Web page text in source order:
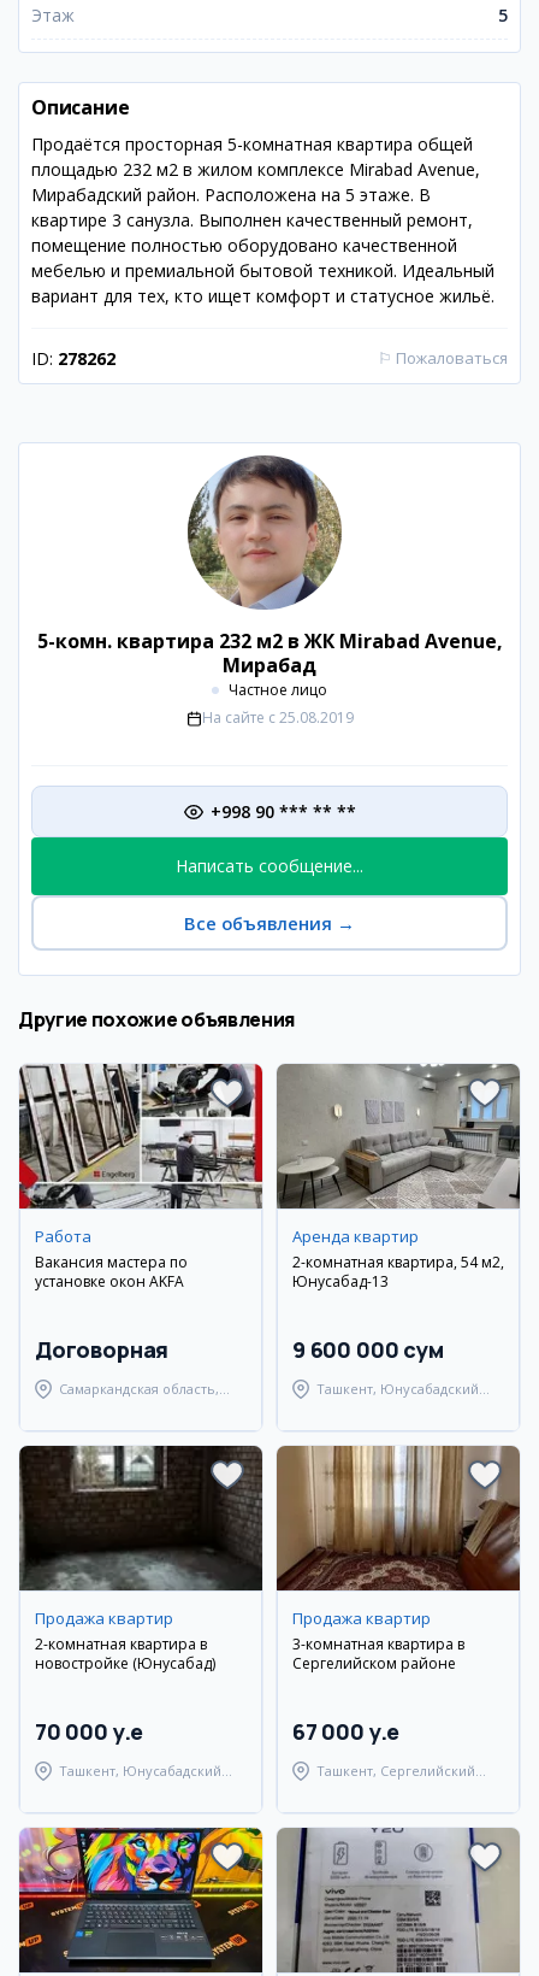
Этаж 5
Описание
Продаётся просторная 5-комнатная квартира общей
площадью 232 м2 в жилом комплексе Mirabad Avenue,
Мирабадский район. Расположена на 5 этаже. В
квартире 3 санузла. Выполнен качественный ремонт,
помещение полностью оборудовано качественной
мебелью и премиальной бытовой техникой. Идеальный
вариант для тех, кто ищет комфорт и статусное жильё.
ID: 278262 ⚐ Пожаловаться
5-комн. квартира 232 м2 в ЖК Mirabad Avenue,
Мирабад
Частное лицо
На сайте с 25.08.2019
+998 90 *** ** **
Написать сообщение...
Все объявления →
Другие похожие объявления
Работа
Вакансия мастера по
установке окон AKFA
Договорная
Самаркандская область,
Аренда квартир
2-комнатная квартира, 54 м2,
Юнусабад-13
9 600 000 сум
Ташкент, Юнусабадский
Продажа квартир
2-комнатная квартира в
новостройке (Юнусабад)
70 000 y.e
Ташкент, Юнусабадский
Продажа квартир
3-комнатная квартира в
Сергелийском районе
67 000 y.e
Ташкент, Сергелийский